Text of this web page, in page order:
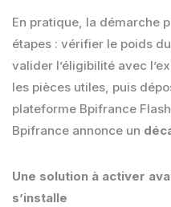
En pratique, la démarche
étapes : vérifier le poids
valider l’éligibilité avec
les pièces utiles, puis
plateforme Bpifrance
Bpifrance annonce un
Une solution à activer
s’installe